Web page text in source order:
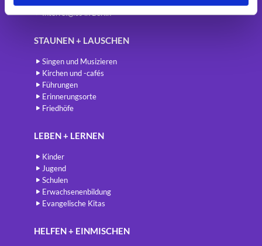
Interreligiös in Berlin
STAUNEN + LAUSCHEN
Singen und Musizieren
Kirchen und -cafés
Führungen
Erinnerungsorte
Friedhöfe
LEBEN + LERNEN
Kinder
Jugend
Schulen
Erwachsenenbildung
Evangelische Kitas
HELFEN + EINMISCHEN